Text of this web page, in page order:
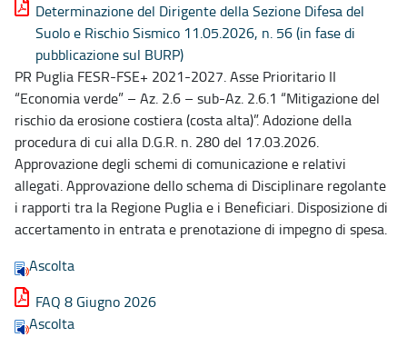
Determinazione del Dirigente della Sezione Difesa del
Suolo e Rischio Sismico 11.05.2026, n. 56 (in fase di
pubblicazione sul BURP)
PR Puglia FESR-FSE+ 2021-2027. Asse Prioritario II
“Economia verde” – Az. 2.6 – sub-Az. 2.6.1 “Mitigazione del
rischio da erosione costiera (costa alta)”. Adozione della
procedura di cui alla D.G.R. n. 280 del 17.03.2026.
Approvazione degli schemi di comunicazione e relativi
allegati. Approvazione dello schema di Disciplinare regolante
i rapporti tra la Regione Puglia e i Beneficiari. Disposizione di
accertamento in entrata e prenotazione di impegno di spesa.
Ascolta
FAQ 8 Giugno 2026
Ascolta